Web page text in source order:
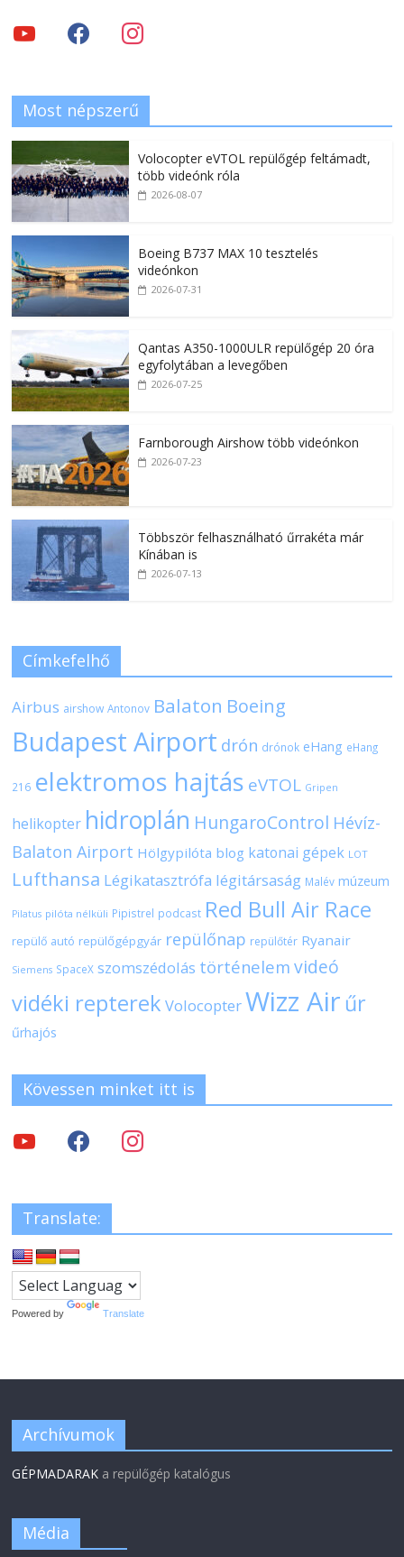
Most népszerű
Volocopter eVTOL repülőgép feltámadt,
több videónk róla
2026-08-07
Boeing B737 MAX 10 tesztelés
videónkon
2026-07-31
Qantas A350-1000ULR repülőgép 20 óra
egyfolytában a levegőben
2026-07-25
Farnborough Airshow több videónkon
2026-07-23
Többször felhasználható űrrakéta már
Kínában is
2026-07-13
Címkefelhő
Airbus airshow Antonov Balaton Boeing
Budapest Airport drón drónok eHang eHang
216 elektromos hajtás eVTOL Gripen
helikopter hidroplán HungaroControl Hévíz-
Balaton Airport Hölgypilóta blog katonai gépek LOT
Lufthansa Légikatasztrófa légitársaság Malév múzeum
Pilatus pilóta nélküli Pipistrel podcast Red Bull Air Race
repülő autó repülőgépgyár repülőnap repülőtér Ryanair
Siemens SpaceX szomszédolás történelem videó
vidéki repterek VolocopterWizz Air űr
űrhajós
Kövessen minket itt is
Translate:
Powered by Translate
Archívumok
GÉPMADARAK a repülőgép katalógus
Média